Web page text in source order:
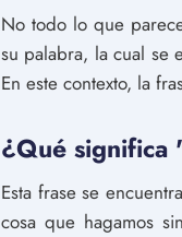
No todo lo que
su palabra, la cual se
En este contexto, la
¿Qué significa
Esta frase se
cosa que hagamos